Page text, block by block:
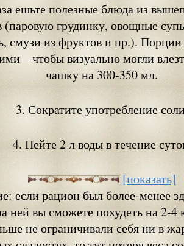
ешьте полезные блюда из
(паровую грудинку, овощные
смузи из фруктов и пр.).
– чтобы визуально могли
чашку на 300-350 мл.
3. Сократите употребление
4. Пейте 2 л воды в течение
[показать]
если рацион был более-менее
ней вы сможете похудеть на 2-4
не ограничивали себя ни в